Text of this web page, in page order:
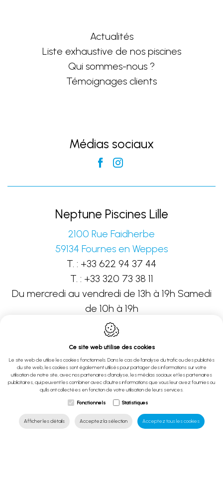
Actualités
Liste exhaustive de nos piscines
Qui sommes-nous ?
Témoignages clients
Médias sociaux
Neptune Piscines Lille
2100 Rue Faidherbe
59134 Fournes en Weppes
T. : +33 622 94 37 44
T. : +33 320 73 38 11
Du mercredi au vendredi de 13h à 19h Samedi
de 10h à 19h
Neptune Piscines Belgique
Rue Pont de Pierre 12
Frasnes-lez-Anvaing
+32 474 28 44 28
Sur rendez-vous
Ce site web utilise des cookies
Le site web de utilise les cookies fonctionnels. Dans le cas de l'analyse du trafic ou des publicités
du site web, les cookies sont également utilisés pour partager des informations sur votre
utilisation de notre site, avec nos partenaires d'analyse, les médias sociaux et les partenaires
publicitaires, qui peuvent les combiner avec d'autres informations que vous leur avez fournies ou
qu'ils ont collectées en fonction de votre utilisation de leurs services.
Fonctionnels
Statistiques
Afficher les détails Acceptez la sélection Acceptez tous les cookies